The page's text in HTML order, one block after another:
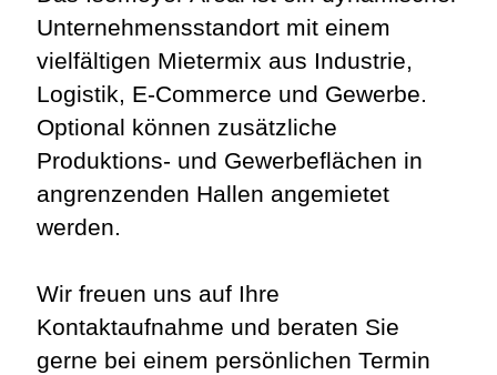
Unternehmensstandort mit einem
vielfältigen Mietermix aus Industrie,
Logistik, E-Commerce und Gewerbe.
Optional können zusätzliche
Produktions- und Gewerbeflächen in
angrenzenden Hallen angemietet
werden.
Wir freuen uns auf Ihre
Kontaktaufnahme und beraten Sie
gerne bei einem persönlichen Termin